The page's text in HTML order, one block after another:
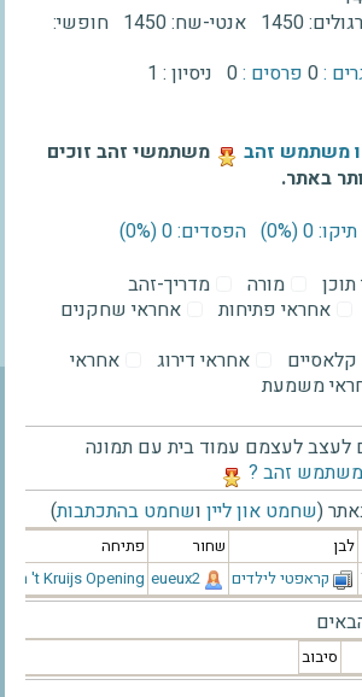
1450 אנטי-שח:1450 חופשי:
:
0 פרסים :0 ניסיון : 1
משתמש זהב‬
משתמשי זהב זוכים
באתר.
תיקו: 0 ‫(0%)‬
הפסדים: 0 ‫(0%)‬
מורה
מדריך-זהב
אחראי פתיחות
אחראי שחקנים
אחראי דירוג
אחראי
משמעת
לעצב לעצמם עמוד בית עם תמונה
‫משתמש זהב ?‬
(שחמט און ליין ושחמט בהתכתבות)
לבן שחור
פתיחה
‫קראפטי לילדים‬ ‫eueux2‬
Van 't Kruijs Opening
סיבוב